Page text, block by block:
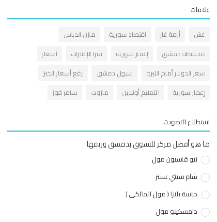
أزمة غاز اقتصاد سورية
مازن الدباس
دمشق
إعمار سورية فيزا الإمارات
أسعار
الدولار أمام الليرة
سيول دمشق
رفع أسعار الخبز
سورية
التعليم أونلاين مازوت سامر فوز
التصويت
أفضل مركز للتسوق بدمشق وريفها
نيو قاسيون مول
شام سيتي سنتر
ماسة يلازا ( مول المالكي )
دامسكينو مول